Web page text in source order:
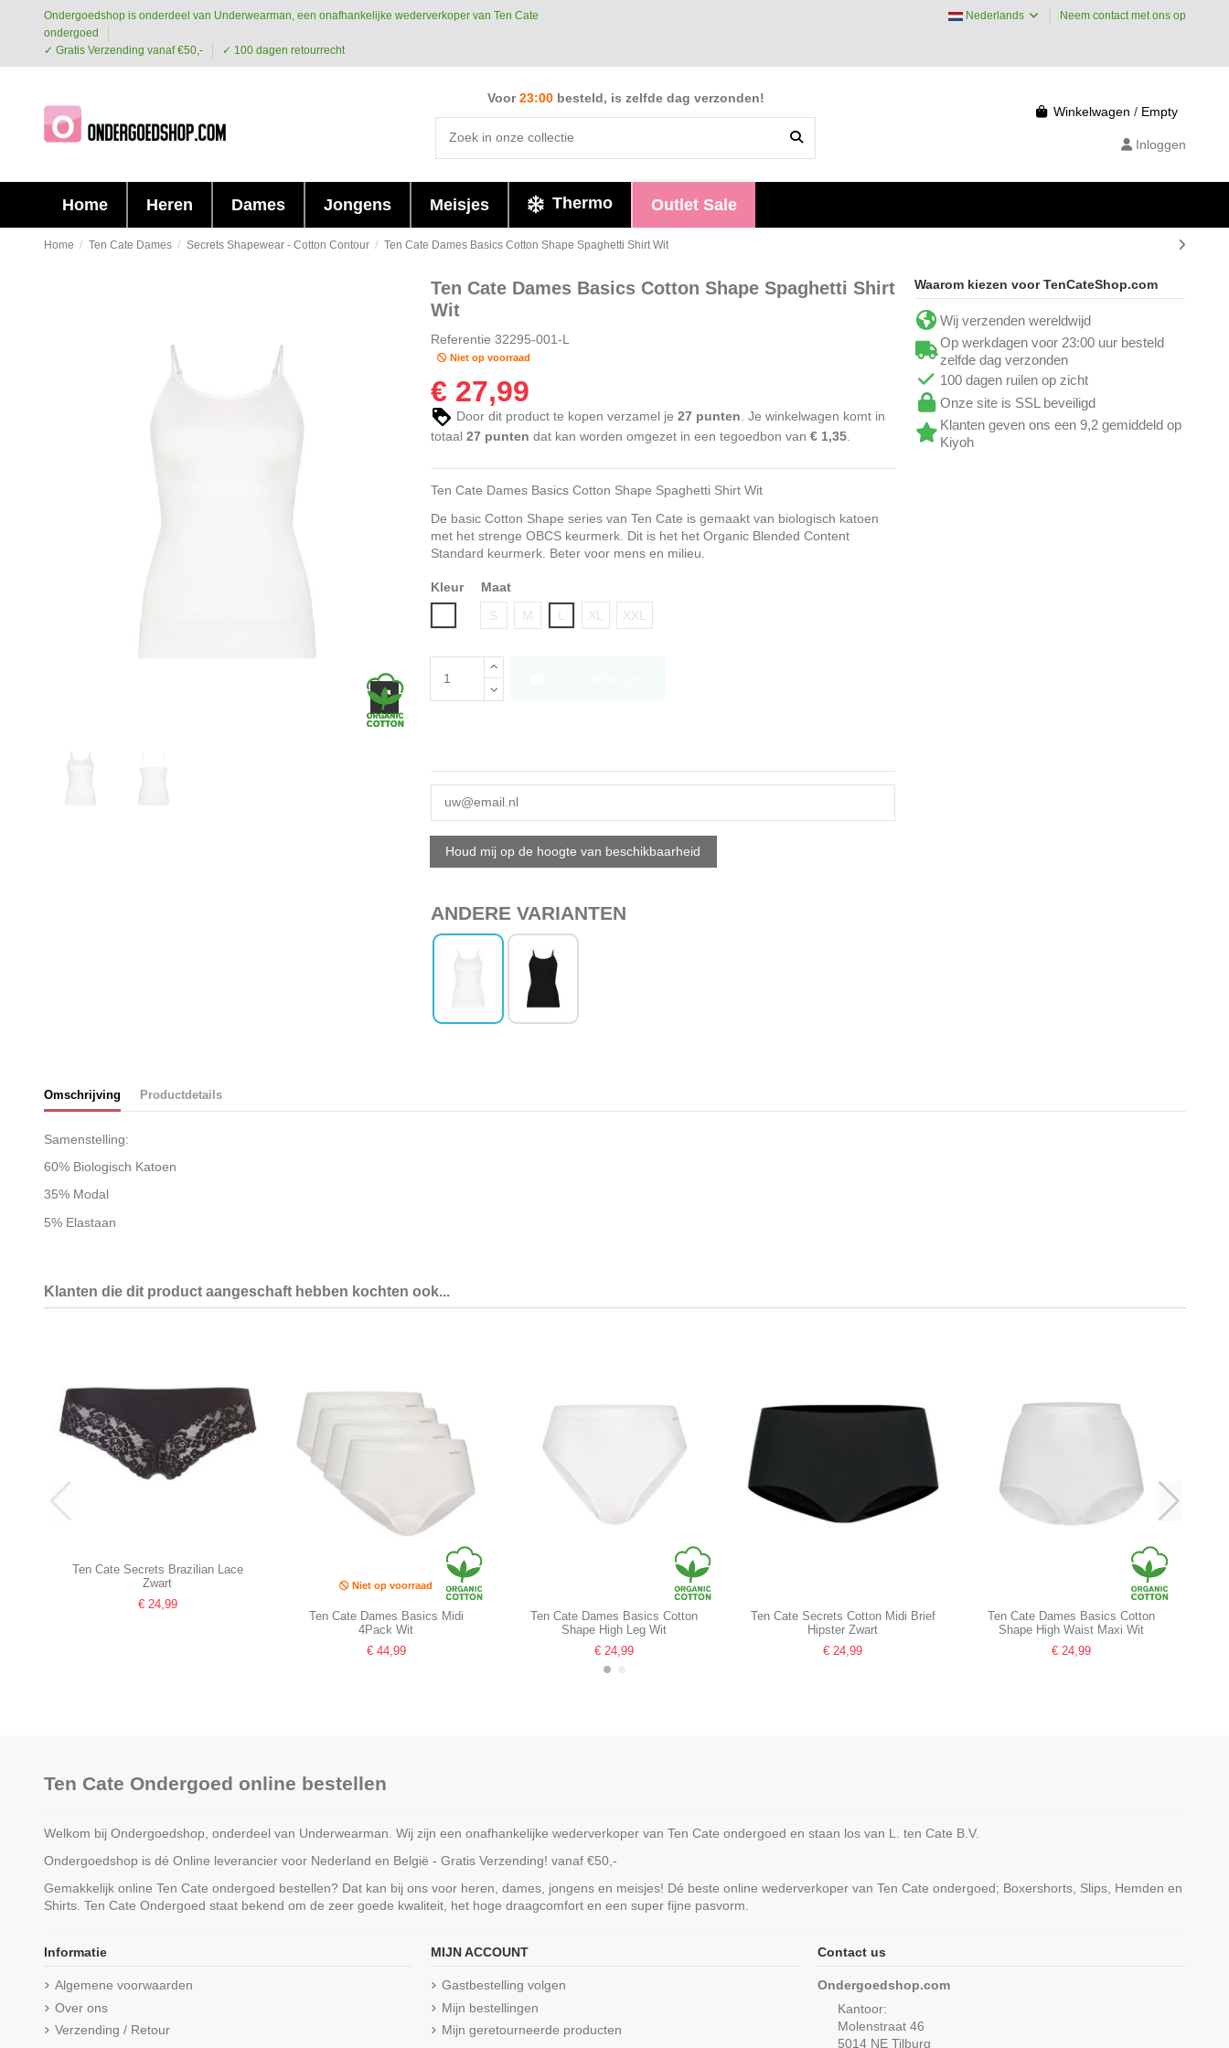
Ondergoedshop is onderdeel van Underwearman, een onafhankelijke wederverkoper van Ten Cate
ondergoed
✓ Gratis Verzending vanaf €50,-
✓ 100 dagen retourrecht
Nederlands Neem contact met ons op
Voor 23:00 besteld, is zelfde dag verzonden!
Winkelwagen / Empty
Inloggen
Home Heren Dames Jongens Meisjes Thermo Outlet Sale
Home Ten Cate Dames Secrets Shapewear - Cotton Contour Ten Cate Dames Basics Cotton Shape Spaghetti Shirt Wit
Ten Cate Dames Basics Cotton Shape Spaghetti Shirt
Wit
Referentie 32295-001-L
Niet op voorraad
€ 27,99
Door dit product te kopen verzamel je 27 punten . Je winkelwagen komt in
totaal 27punten dat kan worden omgezet in een tegoedbon van € 1,35.
Ten Cate Dames Basics Cotton Shape Spaghetti Shirt Wit
De basic Cotton Shape series van Ten Cate is gemaakt van biologisch katoen
met het strenge OBCS keurmerk. Dit is het het Organic Blended Content
Standard keurmerk. Beter voor mens en milieu.
Kleur
Maat
S
M L XL XXL
ANDERE VARIANTEN
Waarom kiezen voor TenCateShop.com
Wij verzenden wereldwijd
Op werkdagen voor 23:00 uur besteld
zelfde dag verzonden
100 dagen ruilen op zicht
Onze site is SSL beveiligd
Klanten geven ons een 9,2 gemiddeld op
Kiyoh
Omschrijving Productdetails
Samenstelling:
60% Biologisch Katoen
35% Modal
5% Elastaan
Klanten die dit product aangeschaft hebben kochten ook...
Ten Cate Secrets Brazilian Lace
Zwart
€ 24,99
Niet op voorraad
Ten Cate Dames Basics Midi
4Pack Wit
€ 44,99
Ten Cate Dames Basics Cotton
Shape High Leg Wit
€ 24,99
Ten Cate Secrets Cotton Midi Brief
Hipster Zwart
€ 24,99
Ten Cate Dames Basics Cotton
Shape High Waist Maxi Wit
€ 24,99
Ten Cate Dames Basics Maxi
Highwaist 4Pack Wit
Ten Cate Secrets Cotton Top 2-Way
Ten Cate Secrets Cotton Top 2-Way
Ten Cate Meisjes Padded Bra
Cotton Stretch Ash Pink
€ 18,95
Ten Cate Ondergoed online bestellen
Welkom bij Ondergoedshop, onderdeel van Underwearman. Wij zijn een onafhankelijke wederverkoper van Ten Cate ondergoed en staan los van L. ten Cate B.V.
Ondergoedshop is dé Online leverancier voor Nederland en België - Gratis Verzending! vanaf €50,-
Gemakkelijk online Ten Cate ondergoed bestellen? Dat kan bij ons voor heren, dames, jongens en meisjes! Dé beste online wederverkoper van Ten Cate ondergoed; Boxershorts, Slips, Hemden en
Shirts. Ten Cate Ondergoed staat bekend om de zeer goede kwaliteit, het hoge draagcomfort en een super fijne pasvorm.
Informatie
Algemene voorwaarden
Over ons
Verzending / Retour
MIJN ACCOUNT
Gastbestelling volgen
Mijn bestellingen
Mijn geretourneerde producten
Contact us
Ondergoedshop.com
Kantoor:
Molenstraat 46
5014 NE Tilburg